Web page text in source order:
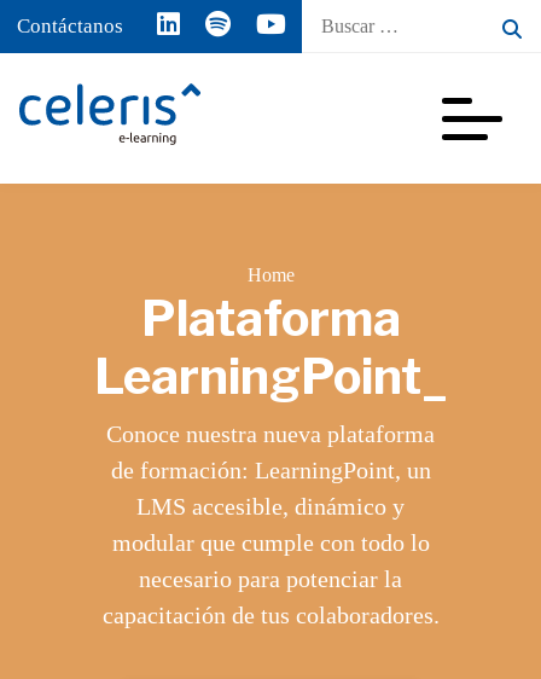
Contáctanos
Buscar
Home
Plataforma
LearningPoint_
Conoce nuestra nueva plataforma
de formación: LearningPoint, un
LMS accesible, dinámico y
modular que cumple con todo lo
necesario para potenciar la
capacitación de tus colaboradores.